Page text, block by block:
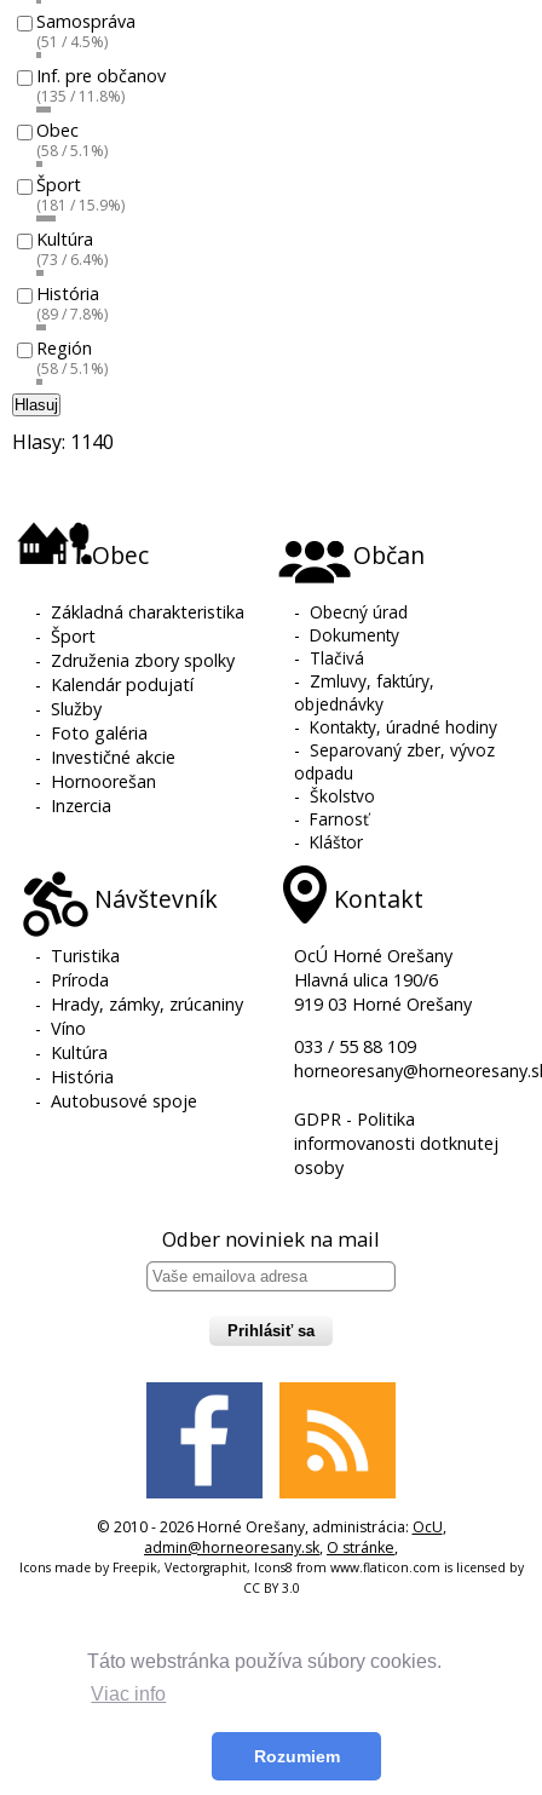
Táto webstránka používa súbory cookies.
Viac info
Rozumiem
Samospráva
(51 / 4.5%)
Inf. pre občanov
(135 / 11.8%)
Obec
(58 / 5.1%)
Šport
(181 / 15.9%)
Kultúra
(73 / 6.4%)
História
(89 / 7.8%)
Región
(58 / 5.1%)
Hlasuj
Hlasy: 1140
Obec
- Základná charakteristika
-Šport
- Združenia zbory spolky
- Kalendár podujatí
-Služby
- Foto galéria
- Investičné akcie
- Hornoorešan
- Inzercia
Občan
-Obecný úrad
-Dokumenty
- Tlačivá
- Zmluvy, faktúry,
objednávky
-Kontakty, úradné hodiny
-Separovaný zber, vývoz
odpadu
-Školstvo
-Farnosť
-Kláštor
Návštevník
- Turistika
- Príroda
- Hrady, zámky, zrúcaniny
-Víno
- Kultúra
- História
-Autobusové spoje
Kontakt
OcÚ Horné Orešany
Hlavná ulica 190/6
919 03 Horné Orešany
033 / 55 88 109
GDPR - Politika
informovanosti dotknutej
osoby
Odber noviniek na mail
Prihlásiť sa
© 2010 - 2026 Horné Orešany, administrácia: OcU,
admin@horneoresany.sk, O stránke,
Icons made by Freepik, Vectorgraphit, Icons8 from www.flaticon.com is licensed by
CC BY 3.0